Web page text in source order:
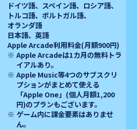
ドイツ語、 スペイン語、 ロシア語、
トルコ語、 ポルトガル語、
オランダ語
日本語、英語
Apple Arcade利用料金(月額900円)
Apple Arcadeは1カ月の無料トラ
イアルあり。
Apple Music等4つのサブスクリ
プションがまとめて使える
「Apple One」(個人月額1,200
円)のプランもございます。
ゲーム内に課金要素はありませ
ん。